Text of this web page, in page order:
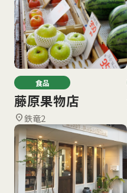
食品
藤原果物店
location_on鉄竜2